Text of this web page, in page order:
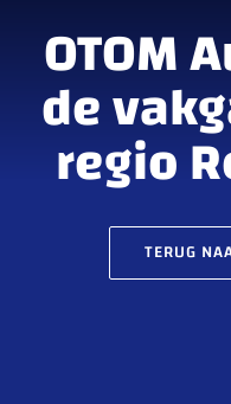
OTOM
de
regio
TERUG